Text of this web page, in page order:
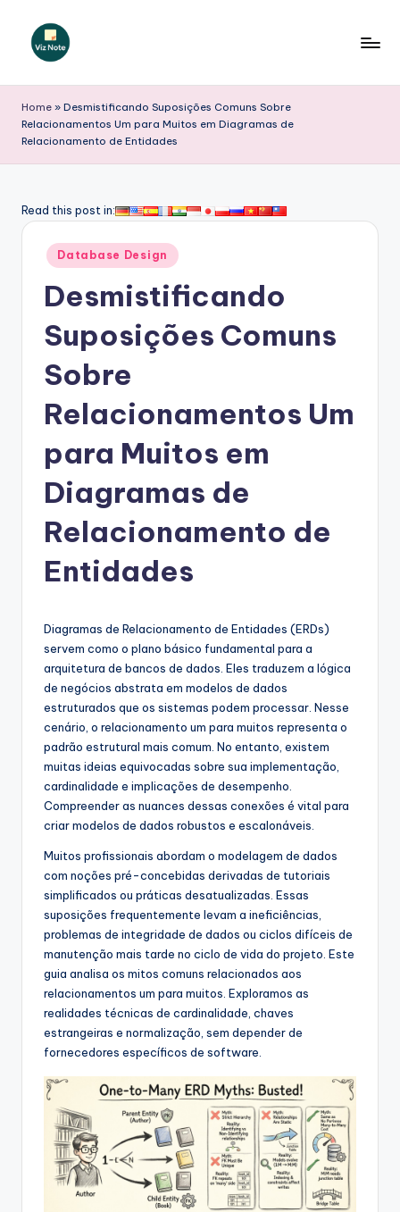
iz
N
o
e
A
si
S
o
w
Home » Desmistificando Suposições Comuns Sobre
Relacionamentos Um para Muitos em Diagramas de
Relacionamento de Entidades
Read this post in:
Posted
in
Database Design
Desmistificando
Suposições Comuns
Sobre
Relacionamentos Um
para Muitos em
Diagramas de
Relacionamento de
Entidades
Diagramas de Relacionamento de Entidades (ERDs)
servem como o plano básico fundamental para a
arquitetura de bancos de dados. Eles traduzem a lógica
de negócios abstrata em modelos de dados
estruturados que os sistemas podem processar. Nesse
cenário, o relacionamento um para muitos representa o
padrão estrutural mais comum. No entanto, existem
muitas ideias equivocadas sobre sua implementação,
cardinalidade e implicações de desempenho.
Compreender as nuances dessas conexões é vital para
criar modelos de dados robustos e escalonáveis.
Muitos profissionais abordam o modelagem de dados
com noções pré-concebidas derivadas de tutoriais
simplificados ou práticas desatualizadas. Essas
suposições frequentemente levam a ineficiências,
problemas de integridade de dados ou ciclos difíceis de
manutenção mais tarde no ciclo de vida do projeto. Este
guia analisa os mitos comuns relacionados aos
relacionamentos um para muitos. Exploramos as
realidades técnicas de cardinalidade, chaves
estrangeiras e normalização, sem depender de
fornecedores específicos de software.